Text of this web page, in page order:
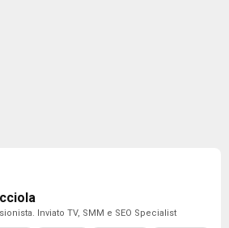
Inviato TV, SMM e SEO Specialist